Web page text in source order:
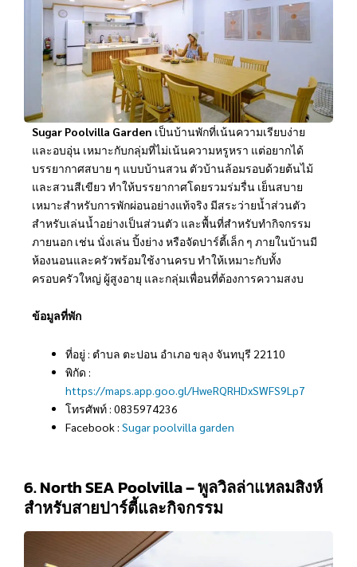
Sugar Poolvilla Garden เป็นบ้านพักที่เน้นความเรียบง่าย
และอบอุ่น เหมาะกับกลุ่มที่ไม่เน้นความหรูหรา แต่อยากได้
บรรยากาศสบาย ๆ แบบบ้านสวน ตัวบ้านล้อมรอบด้วยต้นไม้
และสวนสีเขียว ทำให้บรรยากาศโดยรวมร่มรื่น เย็นสบาย
เหมาะสำหรับการพักผ่อนอย่างแท้จริง มีสระว่ายน้ำส่วนตัว
สำหรับเล่นน้ำอย่างเป็นส่วนตัว และพื้นที่สำหรับทำกิจกรรม
ภายนอก เช่น นั่งเล่น ปิ้งย่าง หรือจัดปาร์ตี้เล็ก ๆ ภายในบ้านมี
ห้องนอนและครัวพร้อมใช้งานครบ ทำให้เหมาะกับทั้ง
ครอบครัวใหญ่ ผู้สูงอายุ และกลุ่มเพื่อนที่ต้องการความสงบ
ข้อมูลที่พัก
ที่อยู่ : ตำบล ตะปอน อำเภอ ขลุง จันทบุรี 22110
พิกัด :
https://maps.app.goo.gl/HweRQRHDxSWFS9Lp7
โทรศัพท์ : 0835974236
Facebook : Sugar poolvilla garden
6. North SEA Poolvilla – พูลวิลล่าแหลมสิงห์
สำหรับสายปาร์ตี้และกิจกรรม